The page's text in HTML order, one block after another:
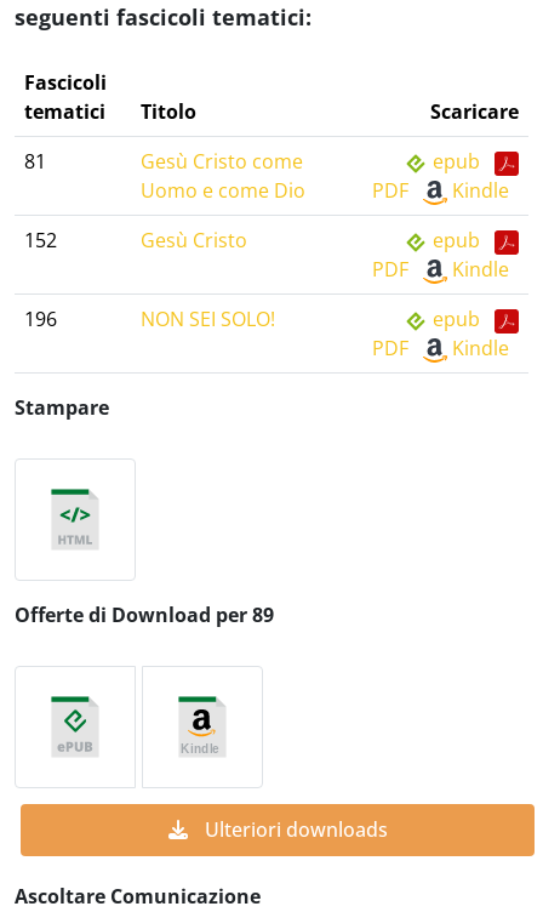
seguenti fascicoli tematici:
Fascicoli
tematici
Titolo
Scaricare
81
Gesù Cristo come
Uomo e come Dio
epub
PDF
Kindle
152
Gesù Cristo
epub
PDF
Kindle
196
NON SEI SOLO!
epub
PDF
Kindle
Stampare
Offerte di Download per 89
Ulteriori downloads
Ascoltare Comunicazione